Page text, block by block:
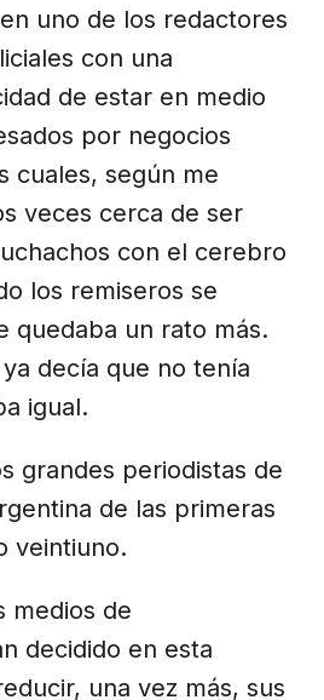
uno de los redactores
con una
de estar en medio
por negocios
cuales, según me
veces cerca de ser
con el cerebro
los remiseros se
quedaba un rato más.
decía que no tenía
igual.
grandes periodistas de
de las primeras
veintiuno.
medios de
decidido en esta
una vez más, sus